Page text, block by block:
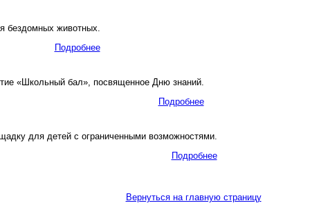
бездомных животных.
Подробнее
«Школьный бал», посвященное Дню знаний.
Подробнее
для детей с ограниченными возможностями.
Подробнее
Вернуться на главную страницу